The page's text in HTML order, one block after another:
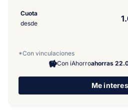
Cuota
desde
*Con vinculaciones
Con iAhorroahorras
Me